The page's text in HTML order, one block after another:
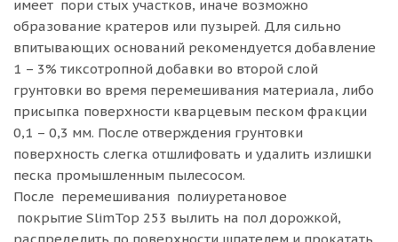
имеет пори стых участков, иначе возможно
образование кратеров или пузырей. Для сильно
впитывающих оснований рекомендуется добавление
1 – 3% тиксотропной добавки во второй слой
грунтовки во время перемешивания материала, либо
присыпка поверхности кварцевым песком фракции
0,1 – 0,3 мм. После отверждения грунтовки
поверхность слегка отшлифовать и удалить излишки
песка промышленным пылесосом.
После перемешивания полиуретановое
покрытие SlimTop 253 вылить на пол дорожкой,